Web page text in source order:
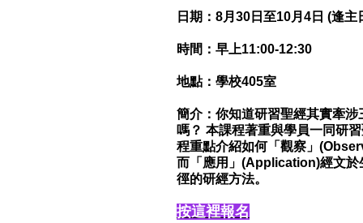
日期：8月30日至10月4日 (逢主
時間：早上11:00-12:30
地點： 學校405室
簡介：你知道研習聖經其實牽
嗎？ 本課程著重與學員一同研
程重點介紹如何「觀察」
而「應用」(Application)經文於
徑的研經方法。
按這裡報名